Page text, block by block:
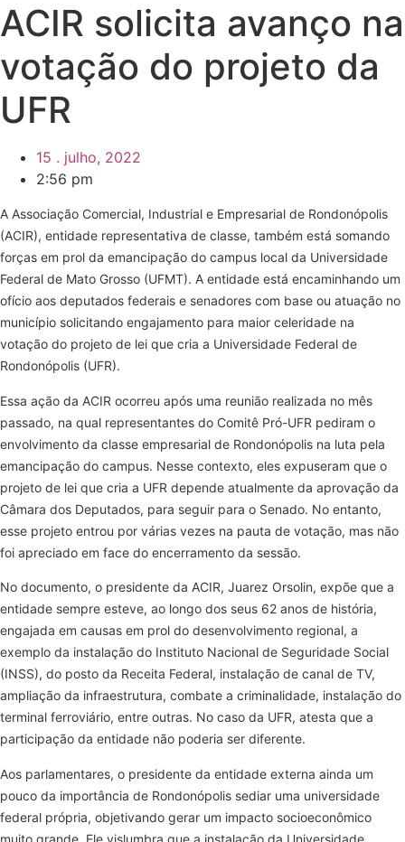
ACIR solicita avanço na
votação do projeto da
UFR
15 . julho, 2022
2:56 pm
A Associação Comercial, Industrial e Empresarial de Rondonópolis
(ACIR), entidade representativa de classe, também está somando
forças em prol da emancipação do campus local da Universidade
Federal de Mato Grosso (UFMT). A entidade está encaminhando um
ofício aos deputados federais e senadores com base ou atuação no
município solicitando engajamento para maior celeridade na
votação do projeto de lei que cria a Universidade Federal de
Rondonópolis (UFR).
Essa ação da ACIR ocorreu após uma reunião realizada no mês
passado, na qual representantes do Comitê Pró-UFR pediram o
envolvimento da classe empresarial de Rondonópolis na luta pela
emancipação do campus. Nesse contexto, eles expuseram que o
projeto de lei que cria a UFR depende atualmente da aprovação da
Câmara dos Deputados, para seguir para o Senado. No entanto,
esse projeto entrou por várias vezes na pauta de votação, mas não
foi apreciado em face do encerramento da sessão.
No documento, o presidente da ACIR, Juarez Orsolin, expõe que a
entidade sempre esteve, ao longo dos seus 62 anos de história,
engajada em causas em prol do desenvolvimento regional, a
exemplo da instalação do Instituto Nacional de Seguridade Social
(INSS), do posto da Receita Federal, instalação de canal de TV,
ampliação da infraestrutura, combate a criminalidade, instalação do
terminal ferroviário, entre outras. No caso da UFR, atesta que a
participação da entidade não poderia ser diferente.
Aos parlamentares, o presidente da entidade externa ainda um
pouco da importância de Rondonópolis sediar uma universidade
federal própria, objetivando gerar um impacto socioeconômico
muito grande. Ele vislumbra que a instalação da Universidade